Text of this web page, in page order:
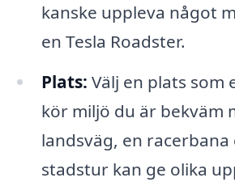
kanske uppleva något
en Tesla Roadster.
Plats: Välj en plats som
kör miljö du är bekväm
landsväg, en racerbana
stadstur kan ge olika